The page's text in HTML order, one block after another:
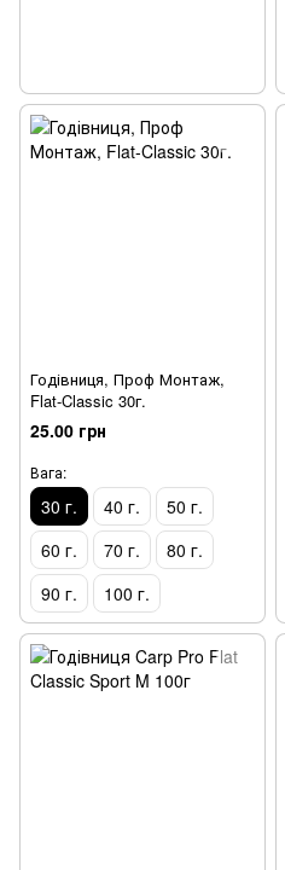
Годівниця, Проф Монтаж,
Flat-Classic 30г.
25.00 грн
Вага:
30 г. 40 г.
50 г.
60 г.
70 г.
80 г.
90 г.
100 г.